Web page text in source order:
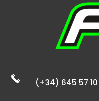
(+34) 645 57 10